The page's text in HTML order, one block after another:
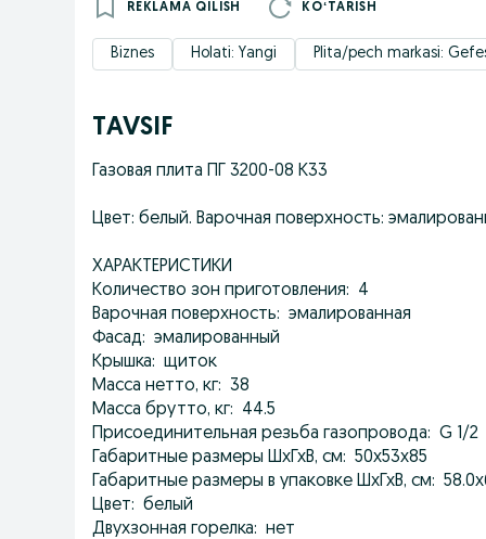
REKLAMA QILISH KOʻTARISH
Biznes Holati: Yangi Plita/pech markasi:
TAVSIF
Газовая плита ПГ 3200-08 К33
Цвет: белый. Варочная поверхность:
ХАРАКТЕРИСТИКИ
Количество зон приготовления: 4
Варочная поверхность: эмалированная
Фасад: эмалированный
Крышка: щиток
Масса нетто, кг: 38
Масса брутто, кг: 44.5
Присоединительная резьба газопровода: G 1/2
Габаритные размеры ШхГхВ, см: 50x53x85
Габаритные размеры в упаковке ШхГхВ, см:
Цвет: белый
Двухзонная горелка: нет